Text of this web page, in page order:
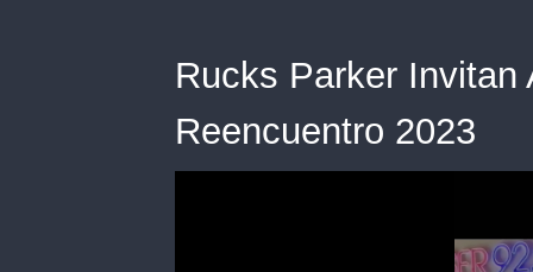
Rucks Parker Invitan
Reencuentro 2023